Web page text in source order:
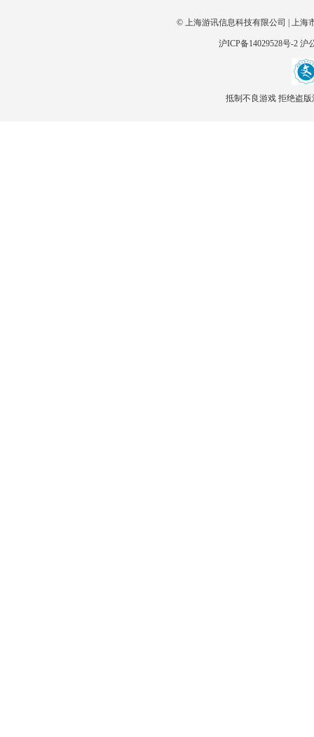
© 上海游讯信息科技有限公司 | 上
沪ICP备14029528号-2 沪
抵制不良游戏 拒绝盗